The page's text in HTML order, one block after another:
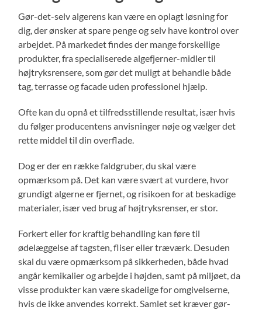
Gør-det-selv algerens kan være en oplagt løsning for
dig, der ønsker at spare penge og selv have kontrol over
arbejdet. På markedet findes der mange forskellige
produkter, fra specialiserede algefjerner-midler til
højtryksrensere, som gør det muligt at behandle både
tag, terrasse og facade uden professionel hjælp.
Ofte kan du opnå et tilfredsstillende resultat, især hvis
du følger producentens anvisninger nøje og vælger det
rette middel til din overflade.
Dog er der en række faldgruber, du skal være
opmærksom på. Det kan være svært at vurdere, hvor
grundigt algerne er fjernet, og risikoen for at beskadige
materialer, især ved brug af højtryksrenser, er stor.
Forkert eller for kraftig behandling kan føre til
ødelæggelse af tagsten, fliser eller træværk. Desuden
skal du være opmærksom på sikkerheden, både hvad
angår kemikalier og arbejde i højden, samt på miljøet, da
visse produkter kan være skadelige for omgivelserne,
hvis de ikke anvendes korrekt. Samlet set kræver gør-